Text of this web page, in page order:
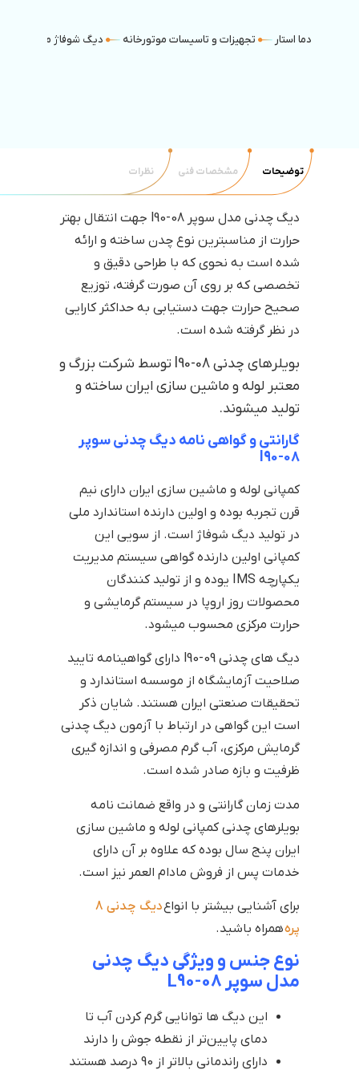
دما استار تجهیزات و تاسیسات موتورخانه دیگ شوفاژ موتورخانه
توضیحات مشخصات فنی نظرات
دیگ چدنی مدل سوپر l90-08 جهت انتقال بهتر
حرارت از مناسبترین نوع چدن ساخته و ارائه
شده است به نحوی که با طراحی دقیق و
تخصصی که بر روی آن صورت گرفته، توزیع
صحیح حرارت جهت دستیابی به حداکثر کارایی
در نظر گرفته شده است.
بویلرهای چدنی l90-08 توسط شرکت بزرگ و
معتبر لوله و ماشین سازی ایران ساخته و
تولید میشوند.
گارانتی و گواهی نامه‌ دیگ چدنی سوپر
l90-08
کمپانی لوله و ماشین سازی ایران دارای نیم
قرن تجربه بوده و اولین دارنده استاندارد ملی
در تولید دیگ شوفاژ است. از سویی این
کمپانی اولین دارنده گواهی سیستم مدیریت
یکپارچه IMS یوده و از تولید کنندگان
محصولات روز اروپا در سیستم گرمایشی و
حرارت مرکزی محسوب میشود.
دیگ های چدنی l90-09 دارای گواهینامه تایید
صلاحیت آزمایشگاه از موسسه استاندارد و
تحقیقات صنعتی ایران هستند. شایان ذکر
است این گواهی در ارتباط با آزمون دیگ چدنی
گرمایش مرکزی، آب گرم مصرفی و اندازه گیری
ظرفیت و بازه صادر شده است.
مدت زمان گارانتی و در واقع ضمانت نامه
بویلرهای چدنی کمپانی لوله و ماشین سازی
ایران پنج سال بوده که علاوه بر آن دارای
خدمات پس از فروش مادام العمر نیز است.
برای آشنایی بیشتر با انواع
دیگ چدنی 8
پرههمراه باشید.
نوع جنس و ویژگی دیگ چدنی
مدل سوپر L90-08
این دیگ ها توانایی گرم کردن آب تا
دمای پایین‌تر از نقطه جوش را دارند
دارای راندمانی بالاتر از 90 درصد هستند